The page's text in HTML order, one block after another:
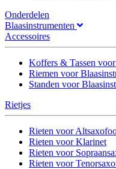
Onderdelen
Blaasinstrumenten
Accessoires
Koffers & Tassen
Riemen voor
Standen voor
Rietjes
Rieten voor
Rieten voor Klarinet
Rieten voor
Rieten voor